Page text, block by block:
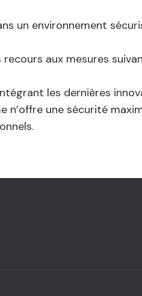
un environnement
aux mesures
les dernières
une sécurité